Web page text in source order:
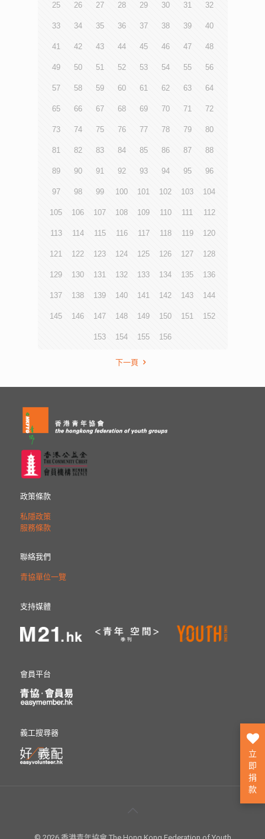
25 26 27 28 29 30 31 32
33 34 35 36 37 38 39 40
41 42 43 44 45 46 47 48
49 50 51 52 53 54 55 56
57 58 59 60 61 62 63 64
65 66 67 68 69 70 71 72
73 74 75 76 77 78 79 80
81 82 83 84 85 86 87 88
89 90 91 92 93 94 95 96
97 98 99 100 101 102 103 104
105 106 107 108 109 110 111 112
113 114 115 116 117 118 119 120
121 122 123 124 125 126 127 128
129 130 131 132 133 134 135 136
137 138 139 140 141 142 143 144
145 146 147 148 149 150 151 152
153 154 155 156
下一頁
政策條款
私隱政策
服務條款
聯絡我們
青協單位一覽
支持媒體
會員平台
義工搜尋器
立
即
捐
款